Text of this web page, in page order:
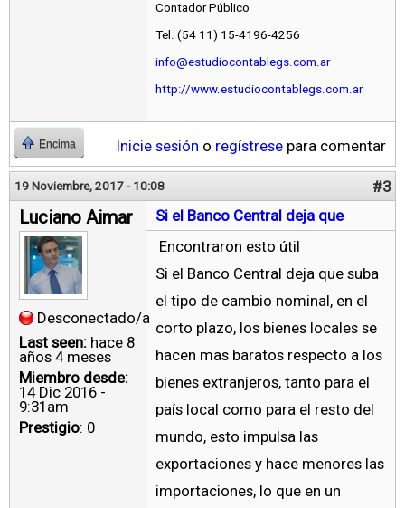
Contador Público
Tel. (54 11) 15-4196-4256
info@estudiocontablegs.com.ar
http://www.estudiocontablegs.com.ar
Encima Inicie sesión o regístrese para comentar
19 Noviembre, 2017 - 10:08 #3
Luciano Aimar
Desconectado/a
Last seen: hace 8
años 4 meses
Miembro desde:
14 Dic 2016 -
9:31am
Prestigio: 0
Si el Banco Central deja que
Encontraron esto útil
Si el Banco Central deja que suba
el tipo de cambio nominal, en el
corto plazo, los bienes locales se
hacen mas baratos respecto a los
bienes extranjeros, tanto para el
país local como para el resto del
mundo, esto impulsa las
exportaciones y hace menores las
importaciones, lo que en un